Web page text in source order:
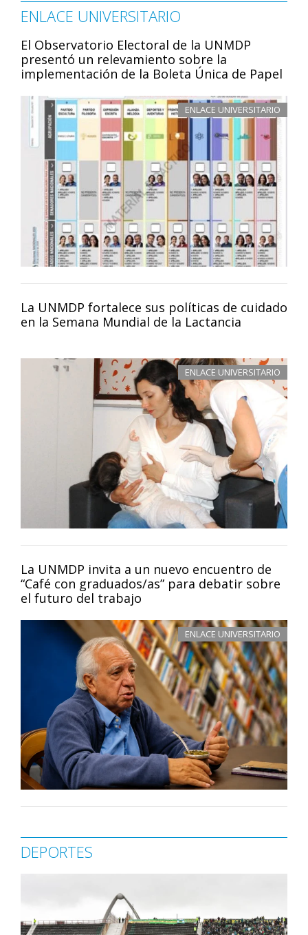
ENLACE UNIVERSITARIO
El Observatorio Electoral de la UNMDP
presentó un relevamiento sobre la
implementación de la Boleta Única de Papel
ENLACE UNIVERSITARIO
La UNMDP fortalece sus políticas de cuidado
en la Semana Mundial de la Lactancia
ENLACE UNIVERSITARIO
La UNMDP invita a un nuevo encuentro de
“Café con graduados/as” para debatir sobre
el futuro del trabajo
ENLACE UNIVERSITARIO
DEPORTES